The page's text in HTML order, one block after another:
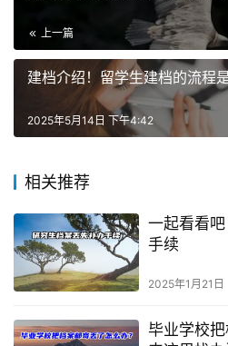
上一篇
建档介绍！留学生建档的流程
2025年5月14日 下午4:42
相关推荐
一起看看
手续
2025年1月21日
毕业学校把